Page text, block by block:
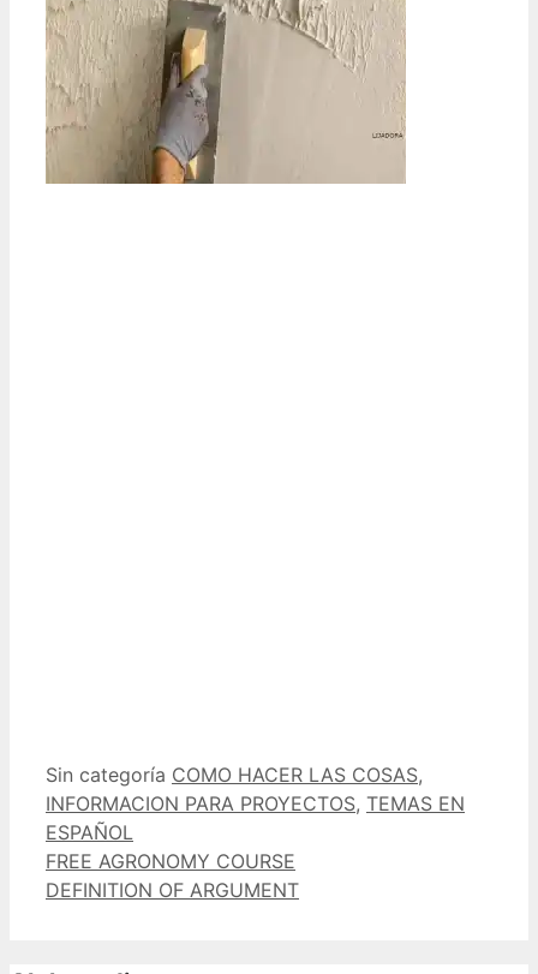
Categorías
Sin categoría Etiquetas
COMO HACER LAS COSAS,
INFORMACION PARA PROYECTOS, TEMAS EN
ESPAÑOL
FREE AGRONOMY COURSE
DEFINITION OF ARGUMENT